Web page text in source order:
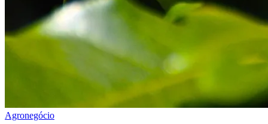
Agronegócio